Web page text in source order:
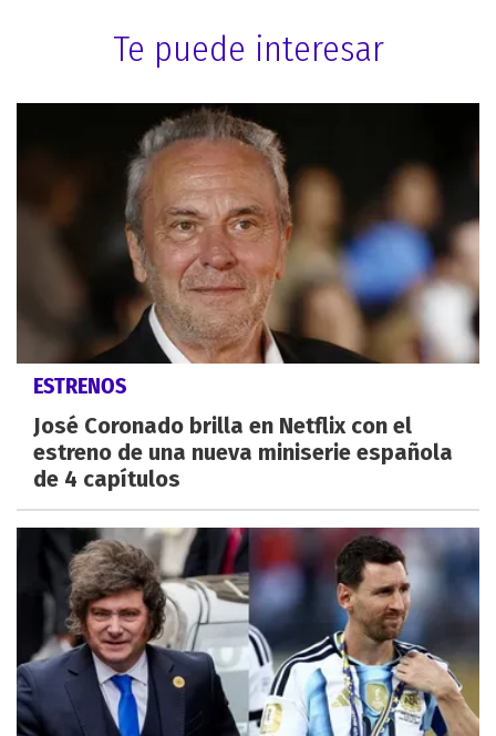
Te puede interesar
ESTRENOS
José Coronado brilla en Netflix con el
estreno de una nueva miniserie española
de 4 capítulos